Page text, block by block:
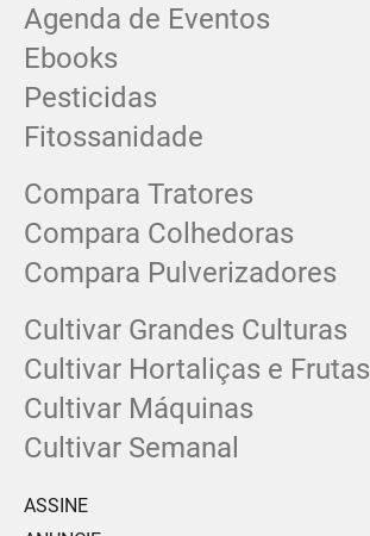
Agenda de Eventos
Ebooks
Pesticidas
Fitossanidade
Compara Tratores
Compara Colhedoras
Compara Pulverizadores
Cultivar Grandes Culturas
Cultivar Hortaliças e Frutas
Cultivar Máquinas
Cultivar Semanal
ASSINE